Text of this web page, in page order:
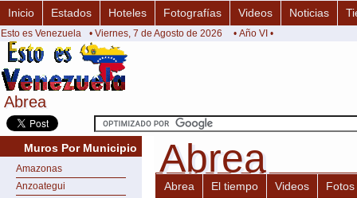
Abrea
Abrea
Inicio Estados Hoteles Fotografías Videos Noticias
Esto es Venezuela • Viernes, 7 de Agosto de 2026 • Año VI •
Muros Por Municipio
Amazonas
Anzoategui
Abrea
Abrea
Abrea El tiempo Videos Fotos